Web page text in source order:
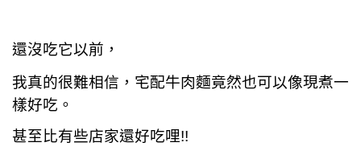
還沒吃它以前，
我真的很難相信， 宅配牛肉麵竟然也可以像現煮一
樣好吃。
甚至比有些店家還好吃哩!!